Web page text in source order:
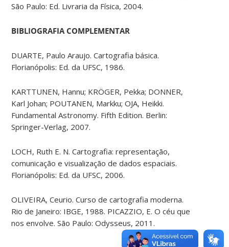
São Paulo: Ed. Livraria da Física, 2004.
BIBLIOGRAFIA COMPLEMENTAR
DUARTE, Paulo Araujo. Cartografia básica.
Florianópolis: Ed. da UFSC, 1986.
KARTTUNEN, Hannu; KRÖGER, Pekka; DONNER,
Karl Johan; POUTANEN, Markku; OJA, Heikki.
Fundamental Astronomy. Fifth Edition. Berlin:
Springer-Verlag, 2007.
LOCH, Ruth E. N. Cartografia: representação,
comunicação e visualização de dados espaciais.
Florianópolis: Ed. da UFSC, 2006.
OLIVEIRA, Ceurio. Curso de cartografia moderna.
Rio de Janeiro: IBGE, 1988. PICAZZIO, E. O céu que
nos envolve. São Paulo: Odysseus, 2011.